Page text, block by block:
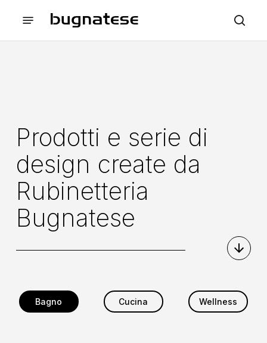
Menu
Prodotti e serie di
design create da
Rubinetteria
Bugnatese
Bagno Cucina Wellness
Chiudi
i